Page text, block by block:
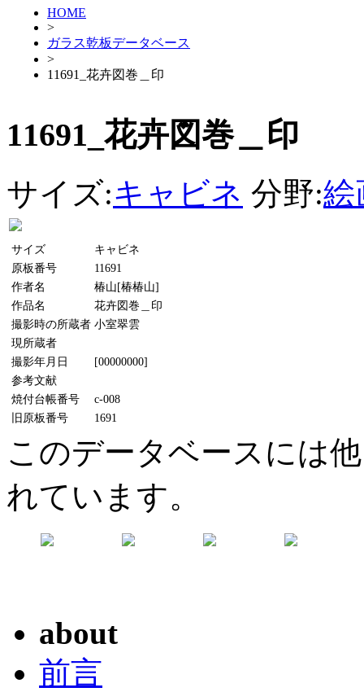
HOME
>
ガラス乾板データベース
>
11691_花卉図巻＿印
11691_花卉図巻＿印
サイズ:キャビネ 分野:絵
サイズ
キャビネ
原板番号
11691
作者名
椿山[椿椿山]
作品名
花卉図巻＿印
撮影時の所蔵者 小室翠雲
現所蔵者
撮影年月日
[00000000]
参考文献
焼付台帳番号
c-008
旧原板番号
1691
このデータベースには
れています。
about
前言